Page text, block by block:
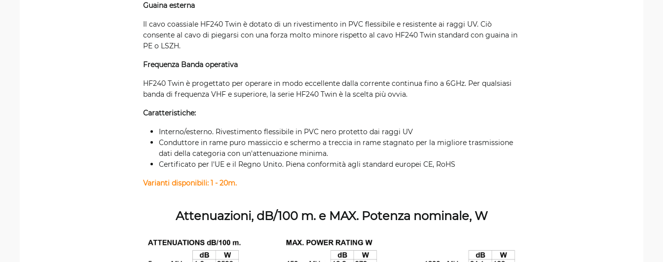
Guaina esterna
Il cavo coassiale HF240 Twin è dotato di un rivestimento in PVC flessibile e resistente ai raggi UV. Ciò
consente al cavo di piegarsi con una forza molto minore rispetto al cavo HF240 Twin standard con guaina in
PE o LSZH.
Frequenza Banda operativa
HF240 Twin è progettato per operare in modo eccellente dalla corrente continua fino a 6GHz. Per qualsiasi
banda di frequenza VHF e superiore, la serie HF240 Twin è la scelta più ovvia.
Caratteristiche:
Interno/esterno. Rivestimento flessibile in PVC nero protetto dai raggi UV
Conduttore in rame puro massiccio e schermo a treccia in rame stagnato per la migliore trasmissione
dati della categoria con un'attenuazione minima.
Certificato per l'UE e il Regno Unito. Piena conformità agli standard europei CE, RoHS
Varianti disponibili: 1 - 20m.
Attenuazioni, dB/100 m. e MAX. Potenza nominale, W